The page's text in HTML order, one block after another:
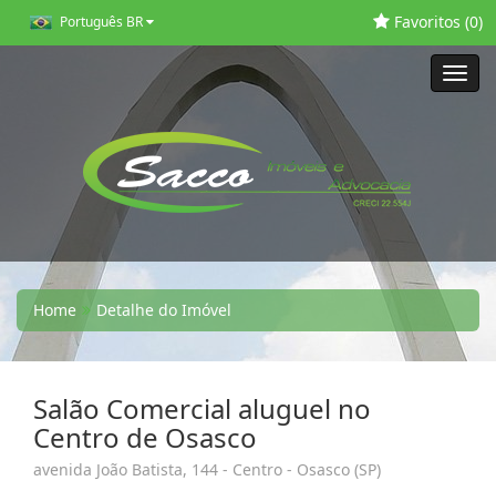
Português BR Favoritos (0)
Home Detalhe do Imóvel
Salão Comercial aluguel no
Centro de Osasco
avenida João Batista, 144 - Centro - Osasco (SP)